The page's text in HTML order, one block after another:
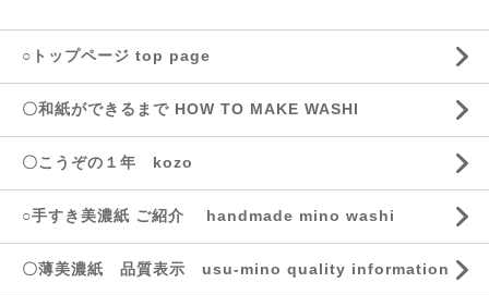
○トップページ top page
〇和紙ができるまで HOW TO MAKE WASHI
〇こうぞの１年 kozo
○手すき美濃紙 ご紹介 handmade mino washi
〇薄美濃紙 品質表示 usu-mino quality information